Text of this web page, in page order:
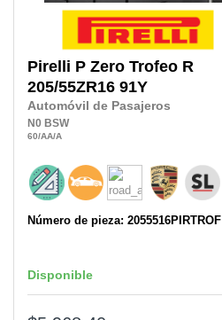
Pirelli P Zero Trofeo R
205/55ZR16 91Y
Automóvil de Pasajeros
N0 BSW
60/AA/A
Número de pieza: 2055516PIRTROF
Disponible